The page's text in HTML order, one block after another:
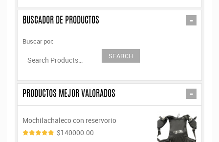
-
BUSCADOR DE PRODUCTOS
Buscar por:
-
PRODUCTOS MEJOR VALORADOS
Mochilachaleco con reservorio
$140000.00